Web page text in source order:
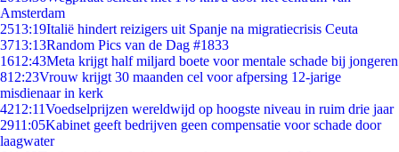
Amsterdam
2513:19Italië hindert reizigers uit Spanje na migratiecrisis Ceuta
3713:13Random Pics van de Dag #1833
1612:43Meta krijgt half miljard boete voor mentale schade bij jongeren
812:23Vrouw krijgt 30 maanden cel voor afpersing 12-jarige
misdienaar in kerk
4212:11Voedselprijzen wereldwijd op hoogste niveau in ruim drie jaar
2911:05Kabinet geeft bedrijven geen compensatie voor schade door
laagwater